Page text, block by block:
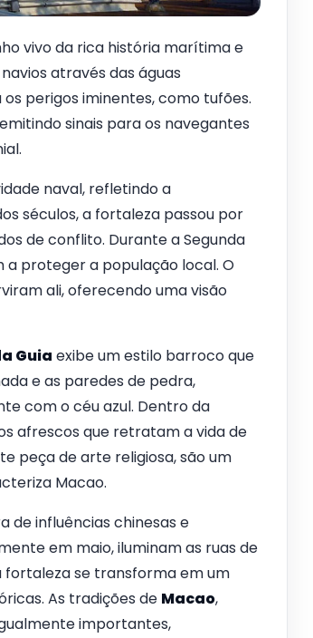
vivo da rica história marítima e
através das águas
perigos iminentes, como tufões.
sinais para os navegantes
naval, refletindo a
séculos, a fortaleza passou por
de conflito. Durante a Segunda
a proteger a população local. O
ali, oferecendo uma visão
Guia exibe um estilo barroco que
e as paredes de pedra,
com o céu azul. Dentro da
afrescos que retratam a vida de
peça de arte religiosa, são um
Macao.
de influências chinesas e
em maio, iluminam as ruas de
fortaleza se transforma em um
As tradições de Macao,
importantes,